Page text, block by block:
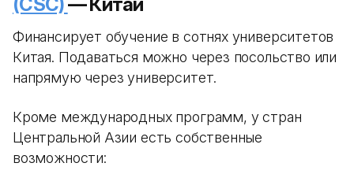
Финансирует обучение в сотнях университетов
Китая. Подаваться можно через посольство или
напрямую через университет.
Кроме международных программ, у стран
Центральной Азии есть собственные
возможности: